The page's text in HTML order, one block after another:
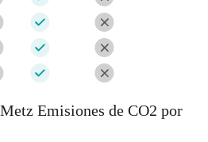
Emisiones de CO2 por